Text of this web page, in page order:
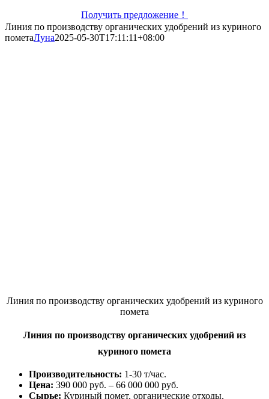
Получить предложение！
Линия по производству органических удобрений из куриного
пометаЛуна2025-05-30T17:11:11+08:00
Линия по производству органических удобрений из куриного
помета
Линия по производству органических удобрений из
куриного помета
Производительность: 1-30 т/час.
Цена: 390 000 руб. – 66 000 000 руб.
Сырье: Куриный помет, органические отходы,